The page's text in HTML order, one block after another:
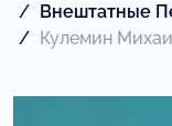
Внештатные
Кулемин